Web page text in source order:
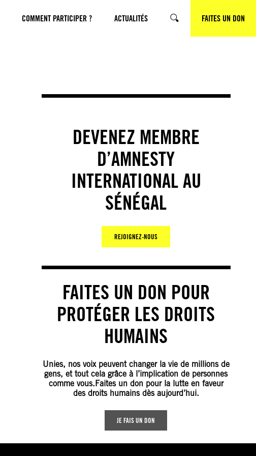
COMMENT PARTICIPER ? ACTUALITÉS RECHERCHEFAITES UN DON
DEVENEZ MEMBRE
D’AMNESTY
INTERNATIONAL AU
SÉNÉGAL
REJOIGNEZ-NOUS
FAITES UN DON POUR
PROTÉGER LES DROITS
HUMAINS
Unies, nos voix peuvent changer la vie de millions de
gens, et tout cela grâce à l’implication de personnes
comme vous.Faites un don pour la lutte en faveur
des droits humains dès aujourd’hui.
JE FAIS UN DON